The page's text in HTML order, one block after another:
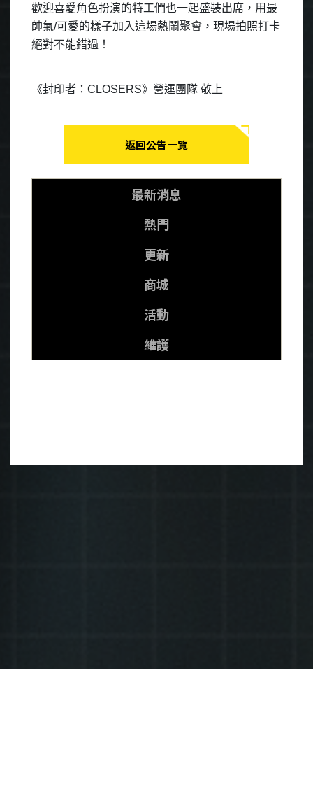
歡迎喜愛角色扮演的特工們也一起盛裝出席，用最
帥氣/可愛的樣子加入這場熱鬧聚會，現場拍照打卡
絕對不能錯過！
《封印者：CLOSERS》營運團隊 敬上
返回公告一覽
最新消息
熱門
更新
商城
活動
維護